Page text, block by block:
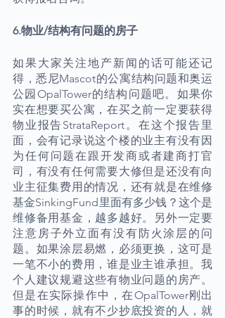
6.物业/结构有问题的房子
如果大家关注地产新闻的话可能还记
得，悉尼Mascot的公寓结构问题和奥运
公园OpalTower的结构问题吧。如果你
实在想要买公寓，在买之前一定要获得
物业报告StrataReport。在这个报告里
面，会有记录说这个楼的业主有没有因
为任何问题在跟开发商或者建商打官
司，有没有任何需要大修但是还没有向
业主征集费用的情况，还有就是在维修
基金SinkingFund里面有多少钱？这个是
维修备用基金，越多越好。另外一定要
注意房子外立面有没有防火涂层的问
题。如果涂层易燃，必须更换，这可是
一笔不小的费用，谁是业主谁承担。我
个人建议规避这些有物业问题的房产。
但是在实际操作中，在OpalTower刚出
事的时候，就有不少抄底投资的人，就